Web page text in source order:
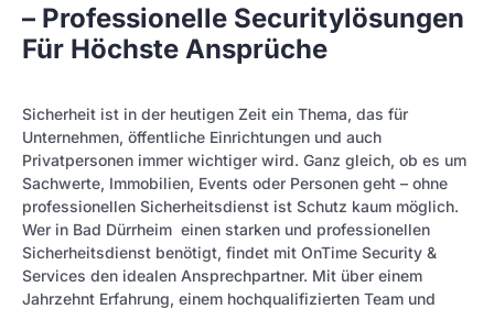
– Professionelle Securitylösungen
Für Höchste Ansprüche
Sicherheit ist in der heutigen Zeit ein Thema, das für
Unternehmen, öffentliche Einrichtungen und auch
Privatpersonen immer wichtiger wird. Ganz gleich, ob es um
Sachwerte, Immobilien, Events oder Personen geht – ohne
professionellen Sicherheitsdienst ist Schutz kaum möglich.
Wer in Bad Dürrheim einen starken und professionellen
Sicherheitsdienst benötigt, findet mit OnTime Security &
Services den idealen Ansprechpartner. Mit über einem
Jahrzehnt Erfahrung, einem hochqualifizierten Team und